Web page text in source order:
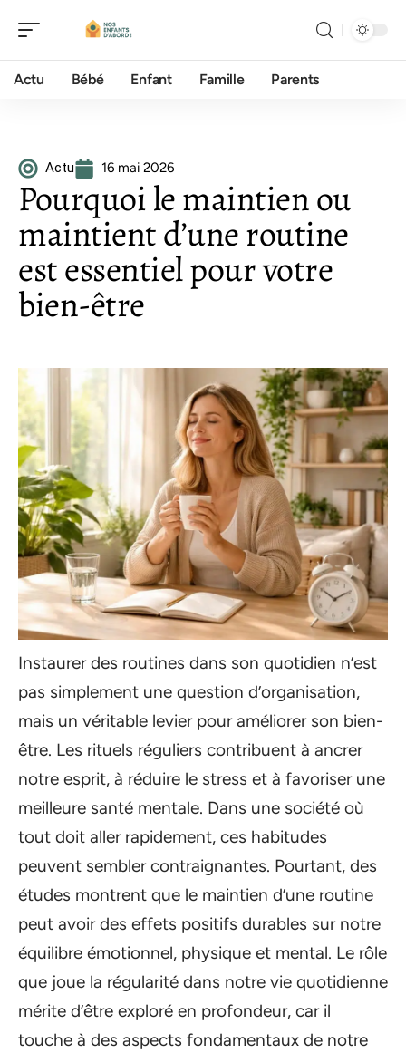
Actu Bébé Enfant Famille Parents
Actu 16 mai 2026
Pourquoi le maintien ou
maintient d’une routine
est essentiel pour votre
bien-être
Instaurer des routines dans son quotidien n’est
pas simplement une question d’organisation,
mais un véritable levier pour améliorer son bien-
être. Les rituels réguliers contribuent à ancrer
notre esprit, à réduire le stress et à favoriser une
meilleure santé mentale. Dans une société où
tout doit aller rapidement, ces habitudes
peuvent sembler contraignantes. Pourtant, des
études montrent que le maintien d’une routine
peut avoir des effets positifs durables sur notre
équilibre émotionnel, physique et mental. Le rôle
que joue la régularité dans notre vie quotidienne
mérite d’être exploré en profondeur, car il
touche à des aspects fondamentaux de notre